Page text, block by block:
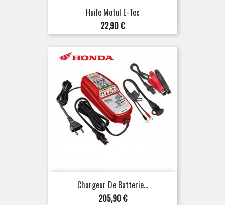
Huile Motul E-Tec
Prix
22,90 €
Chargeur De Batterie...
Prix
205,90 €